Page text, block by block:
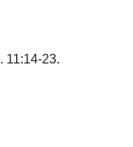
11:14-23.